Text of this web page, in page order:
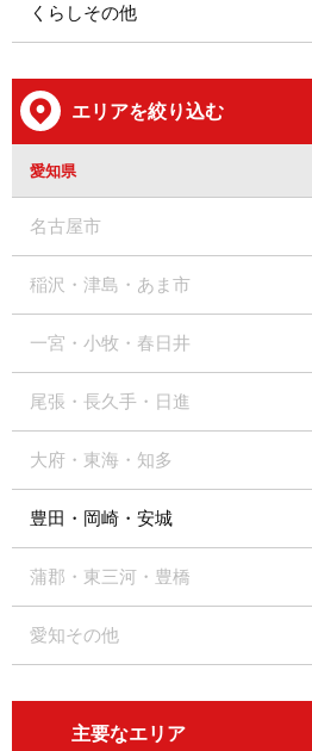
くらしその他
エリアを絞り込む
愛知県
名古屋市
稲沢・津島・あま市
一宮・小牧・春日井
尾張・長久手・日進
大府・東海・知多
豊田・岡崎・安城
蒲郡・東三河・豊橋
愛知その他
主要なエリア